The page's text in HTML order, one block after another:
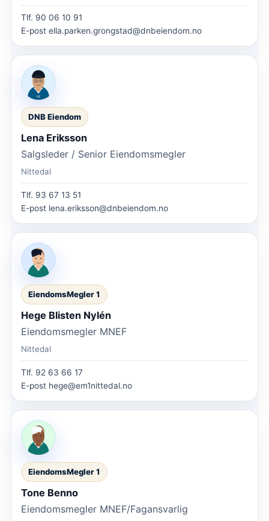
Tlf. 90 06 10 91
E-post ella.parken.grongstad@dnbeiendom.no
DNB Eiendom
Lena Eriksson
Salgsleder / Senior Eiendomsmegler
Nittedal
Tlf. 93 67 13 51
E-post lena.eriksson@dnbeiendom.no
EiendomsMegler 1
Hege Blisten Nylén
Eiendomsmegler MNEF
Nittedal
Tlf. 92 63 66 17
E-post hege@em1nittedal.no
EiendomsMegler 1
Tone Benno
Eiendomsmegler MNEF/Fagansvarlig